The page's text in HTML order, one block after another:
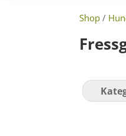
Shop /